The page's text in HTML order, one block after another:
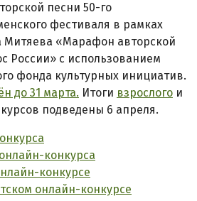
песни 50-го
фестиваля в рамках
Митяева «Марафон авторской
России» с использованием
фонда культурных инициатив.
до 31 марта. Итоги взрослого и
подведены 6 апреля.
конкурса
конкурсе
онлайн-конкурсе